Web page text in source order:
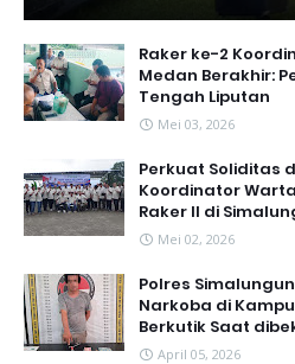
Raker ke-2
Medan Berakhir:
Tengah Liputan
Mei 03, 2026
Perkuat Soliditas
Koordinator
Raker II di
Mei 02, 2026
Polres
Narkoba di
Berkutik Saat
April 05, 2026